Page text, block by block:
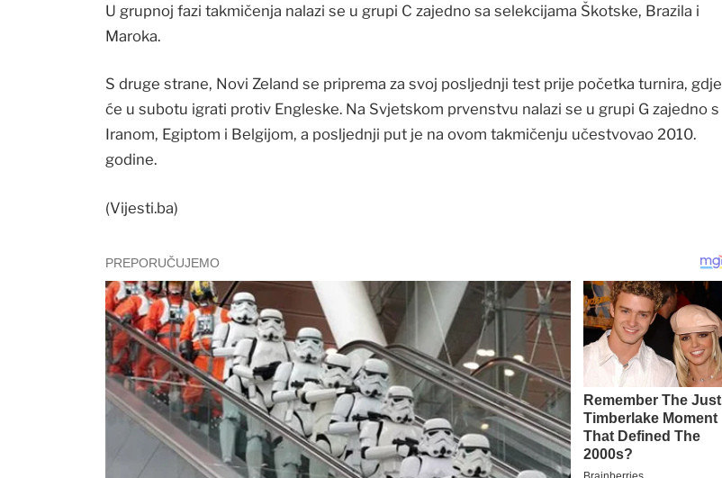
U grupnoj fazi takmičenja nalazi se u grupi C zajedno sa selekcijama Škotske, Brazila i
Maroka.
S druge strane, Novi Zeland se priprema za svoj posljednji test prije početka turnira, gdje
će u subotu igrati protiv Engleske. Na Svjetskom prvenstvu nalazi se u grupi G zajedno s
Iranom, Egiptom i Belgijom, a posljednji put je na ovom takmičenju učestvovao 2010.
godine.
(Vijesti.ba)